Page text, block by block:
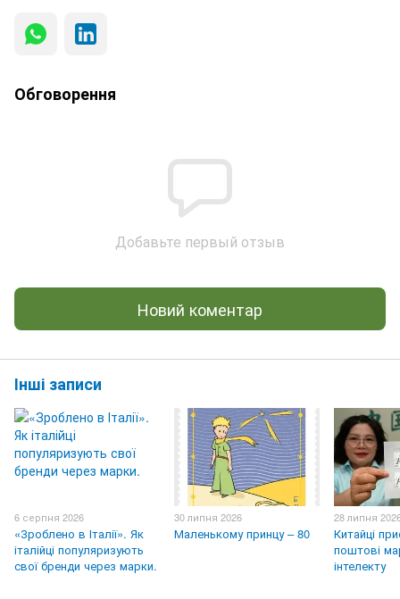
Обговорення
Добавьте первый отзыв
Новий коментар
Інші записи
6 серпня 2026
«Зроблено в Італії». Як
італійці популяризують
свої бренди через марки.
30 липня 2026
Маленькому принцу – 80
28 липня
Китайці
поштові
інтелекту